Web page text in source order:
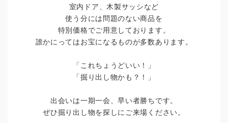
室内ドア、木製サッシなど
使う分には問題のない商品を
特別価格でご用意しております。
誰かにってはお宝になるものが多数あります。
「これちょうどいい！」
「掘り出し物かも？！」
出会いは一期一会、早い者勝ちです。
ぜひ掘り出し物を探しにご来場ください。